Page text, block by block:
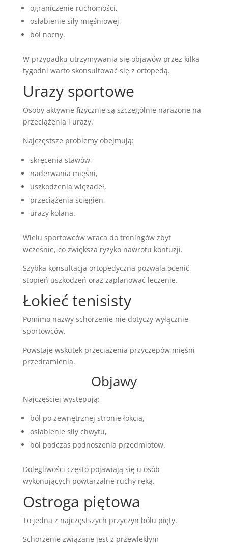
ograniczenie ruchomości,
osłabienie siły mięśniowej,
ból nocny.
W przypadku utrzymywania się objawów przez kilka
tygodni warto skonsultować się z ortopedą.
Urazy sportowe
Osoby aktywne fizycznie są szczególnie narażone na
przeciążenia i urazy.
Najczęstsze problemy obejmują:
skręcenia stawów,
naderwania mięśni,
uszkodzenia więzadeł,
przeciążenia ścięgien,
urazy kolana.
Wielu sportowców wraca do treningów zbyt
wcześnie, co zwiększa ryzyko nawrotu kontuzji.
Szybka konsultacja ortopedyczna pozwala ocenić
stopień uszkodzeń oraz zaplanować leczenie.
Łokieć tenisisty
Pomimo nazwy schorzenie nie dotyczy wyłącznie
sportowców.
Powstaje wskutek przeciążenia przyczepów mięśni
przedramienia.
Objawy
Najczęściej występują:
ból po zewnętrznej stronie łokcia,
osłabienie siły chwytu,
ból podczas podnoszenia przedmiotów.
Dolegliwości często pojawiają się u osób
wykonujących powtarzalne ruchy ręką.
Ostroga piętowa
To jedna z najczęstszych przyczyn bólu pięty.
Schorzenie związane jest z przewlekłym